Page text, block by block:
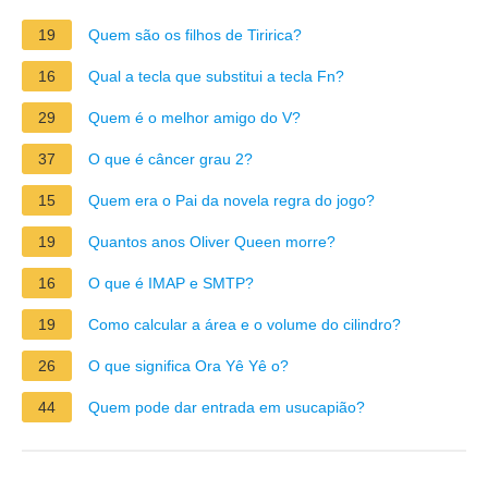
19 Quem são os filhos de Tiririca?
16 Qual a tecla que substitui a tecla Fn?
29 Quem é o melhor amigo do V?
37 O que é câncer grau 2?
15 Quem era o Pai da novela regra do jogo?
19 Quantos anos Oliver Queen morre?
16 O que é IMAP e SMTP?
19 Como calcular a área e o volume do cilindro?
26 O que significa Ora Yê Yê o?
44 Quem pode dar entrada em usucapião?